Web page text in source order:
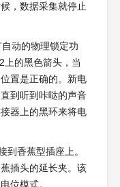
，数据采集就停止
动的物理锁定功
上的黑色箭头，当
置是正确的。新电
到听到咔哒的声音
器上的黑环来将电
到香蕉型插座上。
插头的延长夹。该
位模式。